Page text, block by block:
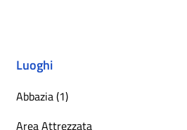
Luoghi
Abbazia (1)
Area Attrezzata